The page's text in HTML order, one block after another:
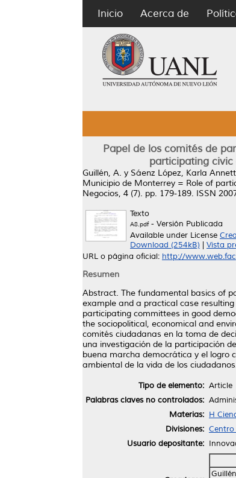
Inicio Acerca de
Papel de los comités de
participating
Guillén, A. y Sáenz López, Karla
Municipio de Monterrey = Role of
Negocios, 4 (7). pp. 179-189. ISSN
Texto
A8.pdf- Versión Publicada
Available under License
Download (254kB)
Vista
URL o página oficial: http://
Resumen
Abstract. The fundamental basics of
example and a practical case
participating committees in good
the sociopolitical, economical and
comités ciudadanas en la toma de
una investigación de la participación
buena marcha democrática y el logro
ambiental de la vida de los
Tipo de elemento: Article
Palabras claves no controlados:
Materias: H
Divisiones: Centro
Usuario depositante: